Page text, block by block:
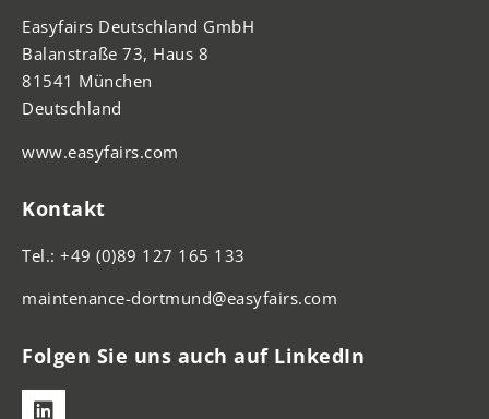
Easyfairs Deutschland GmbH
Balanstraße 73, Haus 8
81541 München
Deutschland
www.easyfairs.com
Kontakt
Tel.: +49 (0)89 127 165 133
maintenance-dortmund@easyfairs.com
Folgen Sie uns auch auf LinkedIn